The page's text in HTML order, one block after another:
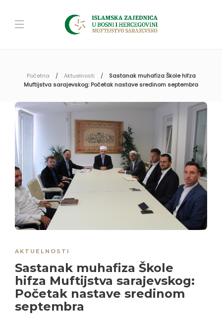
Početna Aktuelnosti
Sastanak muhafiza Škole hifza
Muftijstva sarajevskog: Početak nastave sredinom septembra
AKTUELNOSTI
Sastanak muhafiza Škole
hifza Muftijstva sarajevskog:
Početak nastave sredinom
septembra